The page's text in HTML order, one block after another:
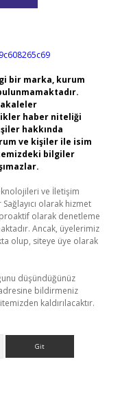
bir marka, kurum
haber niteliği
hakkında
ve kişiler ile isim
bilgiler
ve İletişim
olarak hizmet
olarak denetleme
Ancak, üyelerimiz
olup, siteye üye olarak
düşündüğünüz
bildirmeniz
kaldırılacaktır.